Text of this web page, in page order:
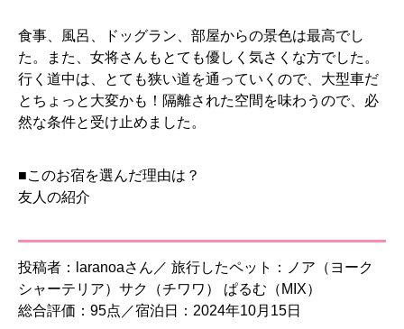
食事、風呂、ドッグラン、部屋からの景色は最高でし
た。また、女将さんもとても優しく気さくな方でした。
行く道中は、とても狭い道を通っていくので、大型車だ
とちょっと大変かも！隔離された空間を味わうので、必
然な条件と受け止めました。
■このお宿を選んだ理由は？
友人の紹介
投稿者：laranoaさん／ 旅行したペット：ノア（ヨーク
シャーテリア）サク（チワワ） ぱるむ（MIX）
総合評価：95点／宿泊日：2024年10月15日